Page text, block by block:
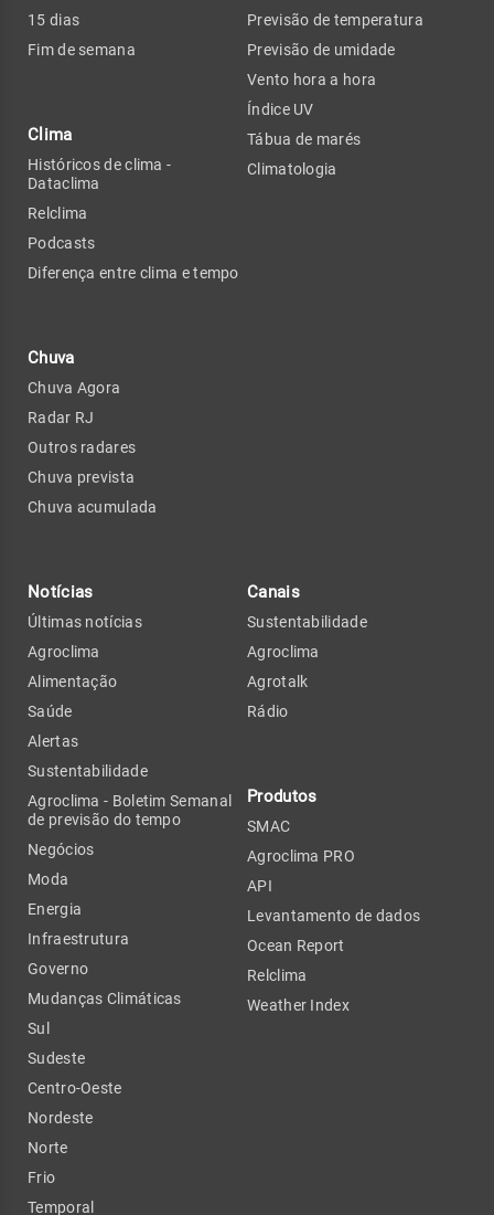
15 dias
Fim de semana
Clima
Históricos de clima -
Dataclima
Relclima
Podcasts
Diferença entre clima e tempo
Chuva
Chuva Agora
Radar RJ
Outros radares
Chuva prevista
Chuva acumulada
Previsão de temperatura
Previsão de umidade
Vento hora a hora
Índice UV
Tábua de marés
Climatologia
Notícias
Últimas notícias
Agroclima
Alimentação
Saúde
Alertas
Sustentabilidade
Agroclima - Boletim Semanal
de previsão do tempo
Negócios
Moda
Energia
Infraestrutura
Governo
Mudanças Climáticas
Sul
Sudeste
Centro-Oeste
Nordeste
Norte
Frio
Temporal
Canais
Sustentabilidade
Agroclima
Agrotalk
Rádio
Produtos
SMAC
Agroclima PRO
API
Levantamento de dados
Ocean Report
Relclima
Weather Index